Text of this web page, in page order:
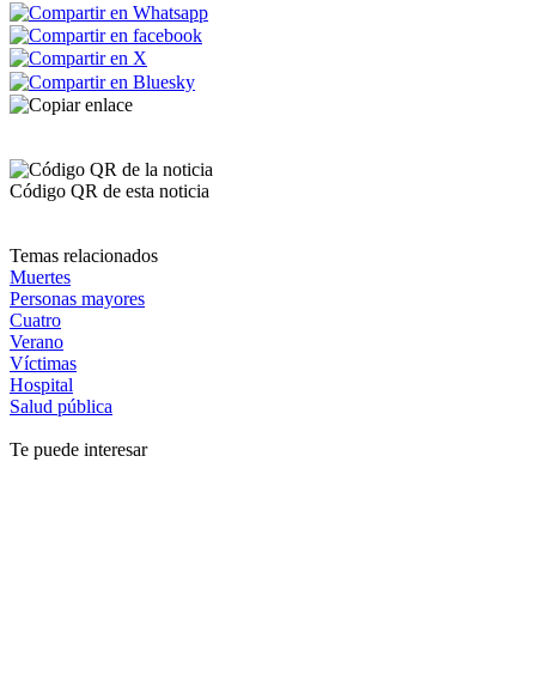
Código QR de esta noticia
Temas relacionados
Muertes
Personas mayores
Cuatro
Verano
Víctimas
Hospital
Salud pública
Te puede interesar